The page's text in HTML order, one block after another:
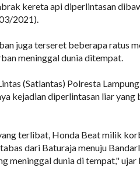
kereta api diperlintasan
2021).
juga terseret beberapa ratus
meninggal dunia ditempat.
(Satlantas) Polresta
kejadian diperlintasan liar
terlibat, Honda Beat milik
dari Baturaja menuju
meninggal dunia di tempat," ujar